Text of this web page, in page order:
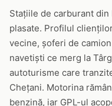
Stațiile de carburant
plasate. Profilul
vecine, șoferi de
navetiști ce merg la
autoturisme care
Chețani. Motorina
benzină, iar GPL-ul